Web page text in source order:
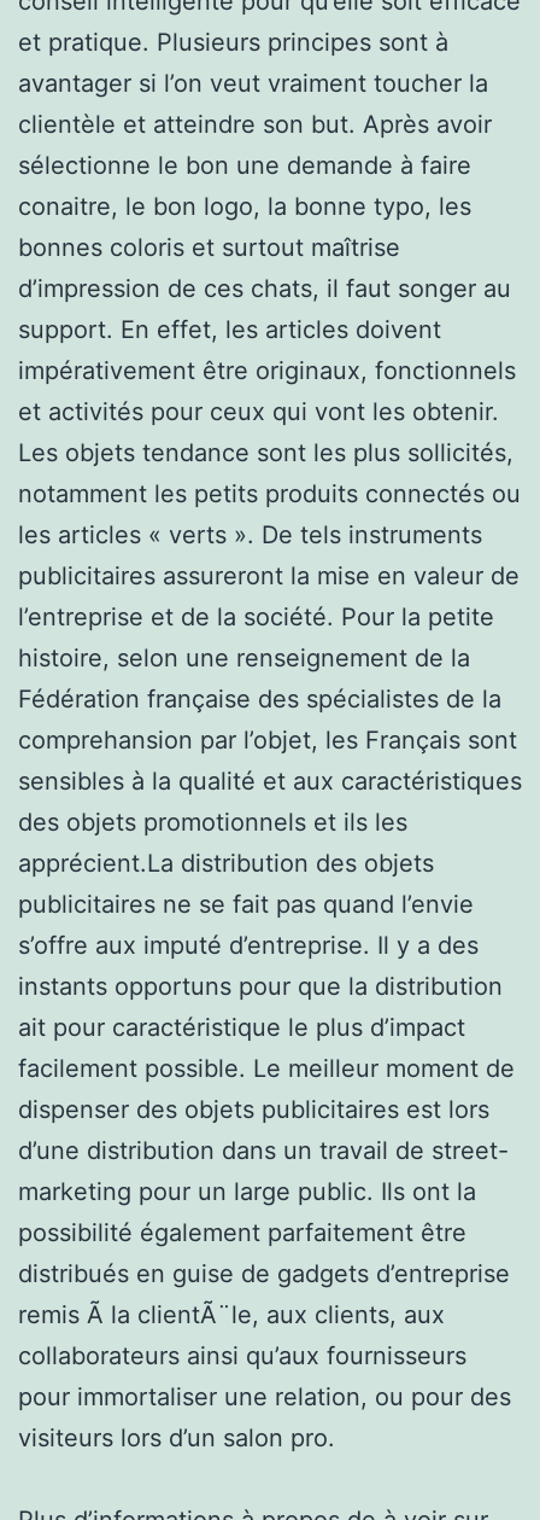
et pratique. Plusieurs principes sont à
avantager si l’on veut vraiment toucher la
clientèle et atteindre son but. Après avoir
sélectionne le bon une demande à faire
conaitre, le bon logo, la bonne typo, les
bonnes coloris et surtout maîtrise
d’impression de ces chats, il faut songer au
support. En effet, les articles doivent
impérativement être originaux, fonctionnels
et activités pour ceux qui vont les obtenir.
Les objets tendance sont les plus sollicités,
notamment les petits produits connectés ou
les articles « verts ». De tels instruments
publicitaires assureront la mise en valeur de
l’entreprise et de la société. Pour la petite
histoire, selon une renseignement de la
Fédération française des spécialistes de la
comprehansion par l’objet, les Français sont
sensibles à la qualité et aux caractéristiques
des objets promotionnels et ils les
apprécient.La distribution des objets
publicitaires ne se fait pas quand l’envie
s’offre aux imputé d’entreprise. Il y a des
instants opportuns pour que la distribution
ait pour caractéristique le plus d’impact
facilement possible. Le meilleur moment de
dispenser des objets publicitaires est lors
d’une distribution dans un travail de street-
marketing pour un large public. Ils ont la
possibilité également parfaitement être
distribués en guise de gadgets d’entreprise
remis Ã la clientÃ¨le, aux clients, aux
collaborateurs ainsi qu’aux fournisseurs
pour immortaliser une relation, ou pour des
visiteurs lors d’un salon pro.